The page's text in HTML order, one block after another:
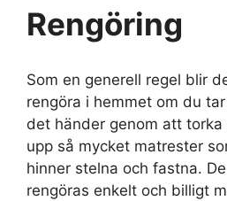
Rengöring
Som en generell regel blir
rengöra i hemmet om du
det händer genom att
upp så mycket matrester
hinner stelna och fastna.
rengöras enkelt och billigt